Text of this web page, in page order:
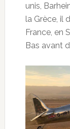
unis,
la Grèce, il
France, en
Bas avant